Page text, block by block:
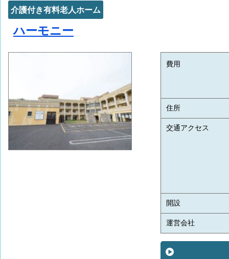
介護付き有料老人ホーム
ハーモニー
費用
住所
交通アクセス
開設
運営会社